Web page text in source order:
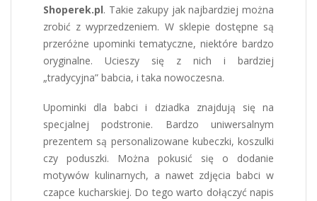
Shoperek.pl. Takie zakupy jak najbardziej można
zrobić z wyprzedzeniem. W sklepie dostępne są
przeróżne upominki tematyczne, niektóre bardzo
oryginalne. Ucieszy się z nich i bardziej
„tradycyjna” babcia, i taka nowoczesna.
Upominki dla babci i dziadka znajdują się na
specjalnej podstronie. Bardzo uniwersalnym
prezentem są personalizowane kubeczki, koszulki
czy poduszki. Można pokusić się o dodanie
motywów kulinarnych, a nawet zdjęcia babci w
czapce kucharskiej. Do tego warto dołączyć napis